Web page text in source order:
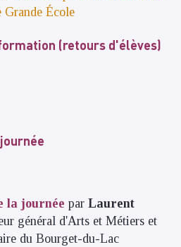
Grande École
(retours d'élèves)
la journée par Laurent
général d'Arts et Métiers et
du Bourget-du-Lac